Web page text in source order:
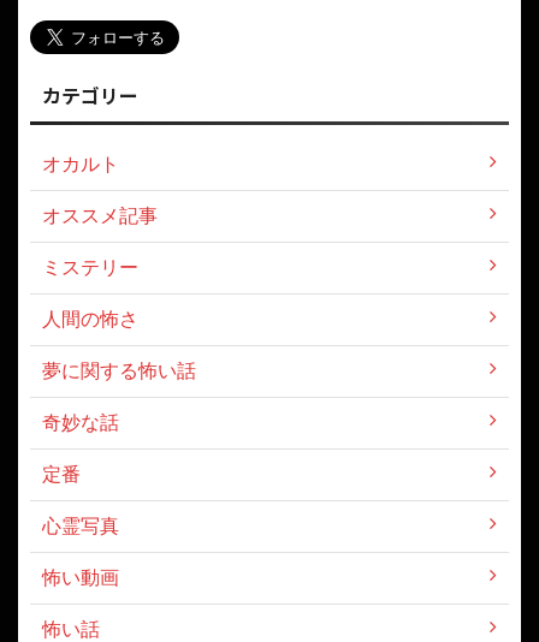
カテゴリー
オカルト
オススメ記事
ミステリー
人間の怖さ
夢に関する怖い話
奇妙な話
定番
心霊写真
怖い動画
怖い話